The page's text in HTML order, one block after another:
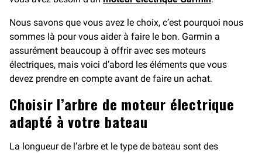
Nous savons que vous avez le choix, c’est pourquoi nous
sommes là pour vous aider à faire le bon. Garmin a
assurément beaucoup à offrir avec ses moteurs
électriques, mais voici d’abord les éléments que vous
devez prendre en compte avant de faire un achat.
Choisir l’arbre de moteur électrique
adapté à votre bateau
La longueur de l’arbre et le type de bateau sont des